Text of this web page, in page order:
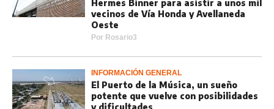
Hermes Binner para asistir a unos mil
vecinos de Vía Honda y Avellaneda
Oeste
Por Rosario3
INFORMACIÓN GENERAL
El Puerto de la Música, un sueño
potente que vuelve con posibilidades